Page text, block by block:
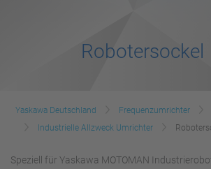
Robotersockel
Yaskawa Deutschland Frequenzumrichter
Industrielle Allzweck Umrichter
Speziell für Yaskawa MOTOMAN